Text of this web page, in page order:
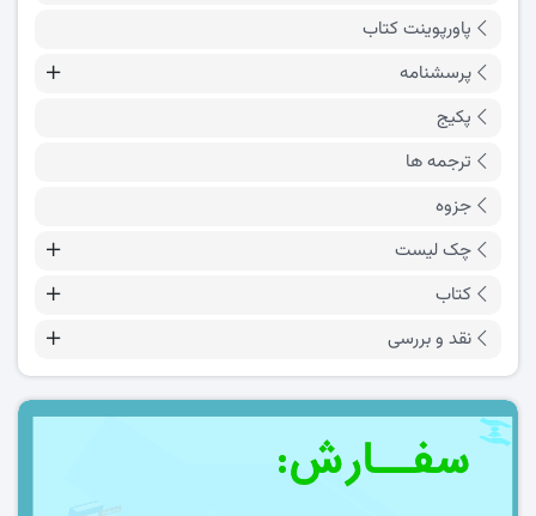
پاورپوینت کتاب
پرسشنامه
پکیج
ترجمه ها
جزوه
چک لیست
کتاب
نقد و بررسی